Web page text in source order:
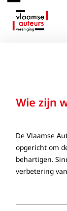
Wie zijn
De Vlaamse
opgericht om
behartigen.
verbetering